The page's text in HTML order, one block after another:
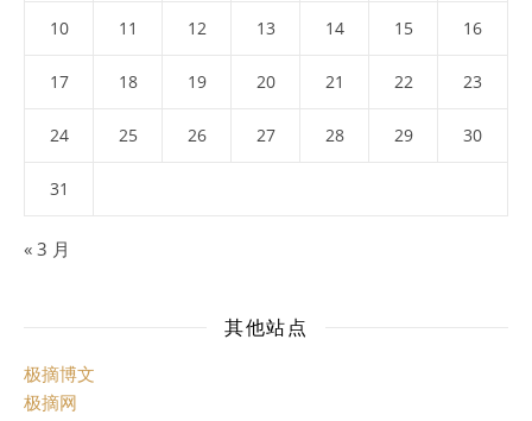
10 11 12 13 14 15 16
17 18 19 20 21 22 23
24 25 26 27 28 29 30
31
« 3 月
其他站点
极摘博文
极摘网